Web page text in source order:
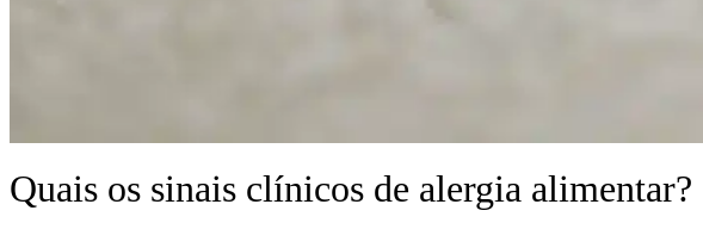
Quais os sinais clínicos de alergia alimentar?